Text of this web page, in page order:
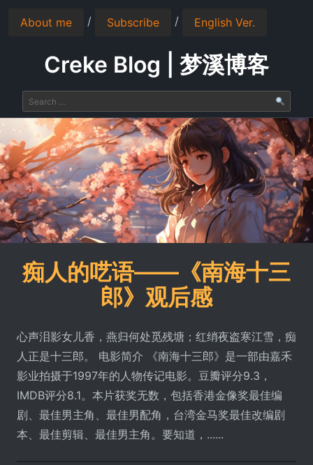
About me / Subscribe / English Ver.
Creke Blog | 梦溪博客
痴人的呓语——《南海十三
郎》观后感
心声泪影女儿香，燕归何处觅残塘；红绡夜盗寒江雪，痴
人正是十三郎。 电影简介 《南海十三郎》是一部由嘉禾
影业拍摄于1997年的人物传记电影。豆瓣评分9.3，
IMDB评分8.1。本片获奖无数，包括香港金像奖最佳编
剧、最佳男主角、最佳男配角，台湾金马奖最佳改编剧
本、最佳剪辑、最佳男主角。要知道，......